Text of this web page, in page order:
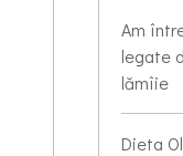
Am
legate
lămîie
Dieta